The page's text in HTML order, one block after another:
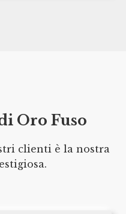
Oro Fuso
clienti è la nostra